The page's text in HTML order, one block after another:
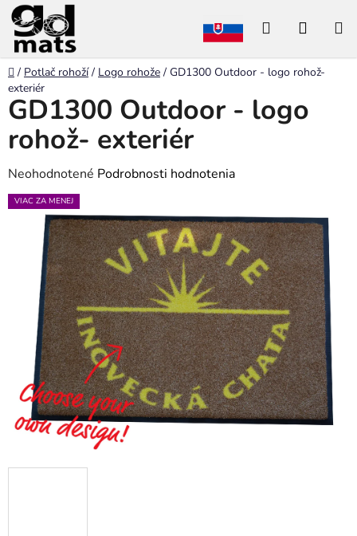
Prejsť
na
obsah
Hľadať
Domov
/ Potlač rohoží / Logo rohože / GD1300 Outdoor - logo rohož-
exteriér
GD1300 Outdoor - logo
rohož- exteriér
Priemerné
hodnotenie
produktu
hviezdičiek.
Neohodnotené Podrobnosti hodnotenia
VIAC ZA MENEJ